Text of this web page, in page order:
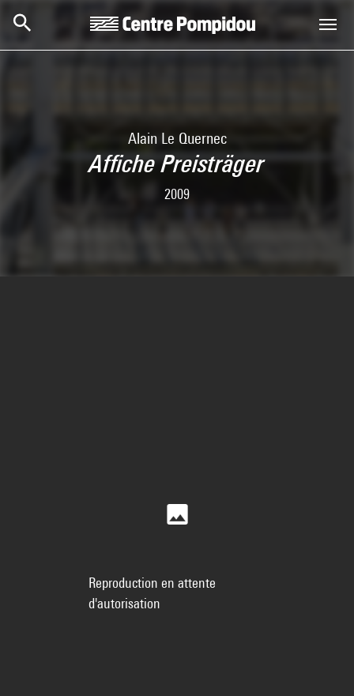
Alain Le Quernec
Affiche Preisträger
2009
Reproduction en attente
d'autorisation